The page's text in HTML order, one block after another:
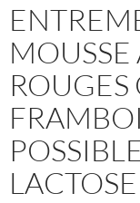
MOUSSE
ROUGES
LACTOSE